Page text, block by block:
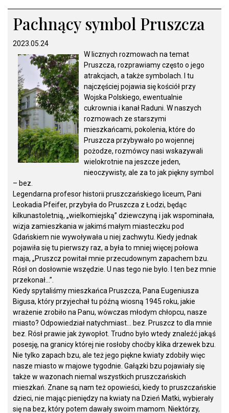
Pachnący symbol Pruszcza
2023.05.24
W licznych rozmowach na temat
Pruszcza, rozprawiamy często o jego
atrakcjach, a także symbolach. I tu
najczęściej pojawia się kościół przy
Wojska Polskiego, ewentualnie
cukrownia i kanał Raduni. W naszych
rozmowach ze starszymi
mieszkańcami, pokolenia, które do
Pruszcza przybywało po wojennej
pożodze, rozmówcy nasi wskazywali
wielokrotnie na jeszcze jeden,
nieoczywisty, ale za to jak piękny symbol
– bez.
Legendarna profesor historii pruszczańskiego liceum, Pani
Leokadia Pfeifer, przybyła do Pruszcza z Łodzi, będąc
kilkunastoletnią, „wielkomiejską” dziewczyną i jak wspominała,
wizja zamieszkania w jakimś małym miasteczku pod
Gdańskiem nie wywoływała u niej zachwytu. Kiedy jednak
pojawiła się tu pierwszy raz, a była to mniej więcej połowa
maja, „Pruszcz powitał mnie przecudownym zapachem bzu.
Rósł on dosłownie wszędzie. U nas tego nie było. I ten bez mnie
przekonał…”.
Kiedy spytaliśmy mieszkańca Pruszcza, Pana Eugeniusza
Bigusa, który przyjechał tu późną wiosną 1945 roku, jakie
wrażenie zrobiło na Panu, wówczas młodym chłopcu, nasze
miasto? Odpowiedział natychmiast… bez. Pruszcz to dla mnie
bez. Rósł prawie jak żywopłot. Trudno było wtedy znaleźć jakąś
posesję, na granicy której nie rosłoby choćby klika drzewek bzu.
Nie tylko zapach bzu, ale też jego piękne kwiaty zdobiły więc
nasze miasto w majowe tygodnie. Gałązki bzu pojawiały się
także w wazonach niemal wszystkich pruszczańskich
mieszkań. Znane są nam też opowieści, kiedy to pruszczańskie
dzieci, nie mając pieniędzy na kwiaty na Dzień Matki, wybierały
się na bez, który potem dawały swoim mamom. Niektórzy,